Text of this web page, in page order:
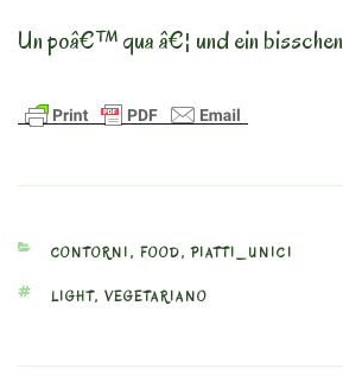
Un poâ€™ qua â€¦ und ein
CATEGORIES
CONTORNI , FOOD,PIATTI_UNICI
TAGS
LIGHT, VEGETARIANO